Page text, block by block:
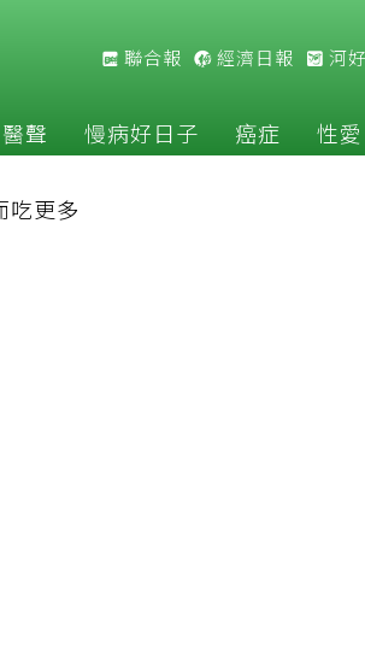
聯合報 經濟日報 河
醫聲 慢病好日子 癌症 性愛
吃更多